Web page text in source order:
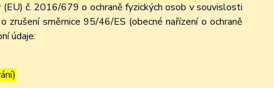
č. 2016/679 o ochraně fyzických osob v souvislosti
zrušení směrnice 95/46/ES (obecné nařízení o ochraně
údaje: